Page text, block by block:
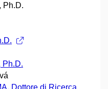
Ph.D.
Ph.D.
Dottore di Ricerca